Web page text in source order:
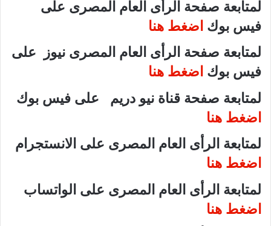
لمتابعة صفحة الرأى العام المصرى على
فيس بوك اضغط هنا
لمتابعة صفحة الرأى العام المصرى نيوز على
فيس بوك اضغط هنا
لمتابعة صفحة قناة نيو دريم على فيس بوك
اضغط هنا
لمتابعة الرأى العام المصرى على الانستجرام
اضغط هنا
لمتابعة الرأى العام المصرى على الواتساب
اضغط هنا